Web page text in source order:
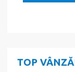
TOP